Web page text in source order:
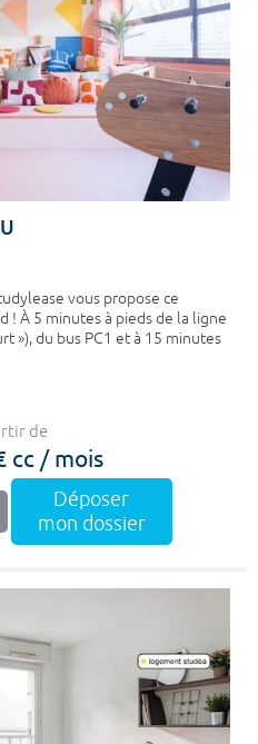
vous propose ce
! À 5 minutes à pieds de la ligne
»), du bus PC1 et à 15 minutes
de
cc / mois
Déposer
mon dossier